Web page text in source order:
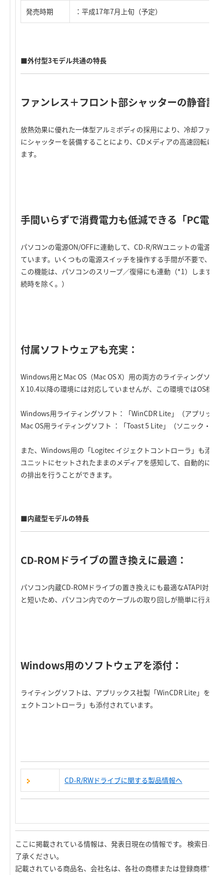
発売時期 ：平成17年7月上旬（予定）
■外付型3モデル共通の特長
ファンレス＋フロント部シャッターの静音設
放熱効果に優れた一体型アルミボディの採用により、冷却ファ
にシャッターを装備することにより、CDメディアの高速回転
ます。
手間いらずで消費電力も低減できる「PC電
パソコンの電源ON/OFFに連動して、CD-R/RWユニットの電源
ています。いくつもの電源スイッチを操作する手間が不要で、
この機能は、パソコンのスリープ／復帰にも連動（*1）します
続時を除く。）
付属ソフトウェアも充実：
Windows用とMac OS（Mac OS X）用の両方のライティングソ
X 10.4以降の環境には対応していませんが、この環境ではOS標
Windows用ライティングソフト：「WinCDR Lite」（アプリッ
Mac OS用ライティングソフト ：「Toast 5 Lite」（ソニック・
また、Windows用の「Logitec イジェクトコントローラ」も添
ユニットにセットされたままのメディアを感知して、自動的に
の排出を行うことができます。
■内蔵型モデルの特長
CD-ROMドライブの置き換えに最適：
パソコン内蔵CD-ROMドライブの置き換えにも最適なATAPI対
と短いため、パソコン内でのケーブルの取り回しが簡単に行え
Windows用のソフトウェアを添付：
ライティングソフトは、アプリックス社製「WinCDR Lite」を
ェクトコントローラ」も添付されています。
CD-R/RWドライブに関する製品情報へ
ここに掲載されている情報は、発表日現在の情報です。 検索日
了承ください。
記載されている商品名、会社名は、各社の商標または登録商標で